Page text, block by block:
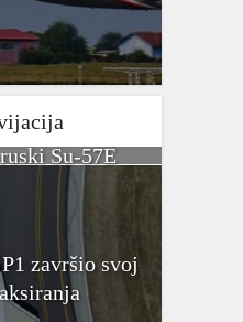
Su-57E
završio svoj